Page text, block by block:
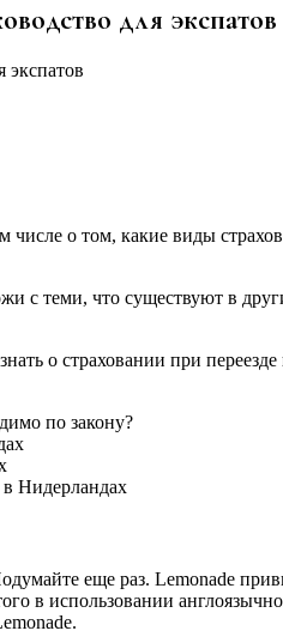
для экспатов
числе о том, какие виды
с теми, что существуют в
о страховании при
по закону?
в Нидерландах
еще раз. Lemonade
в использовании